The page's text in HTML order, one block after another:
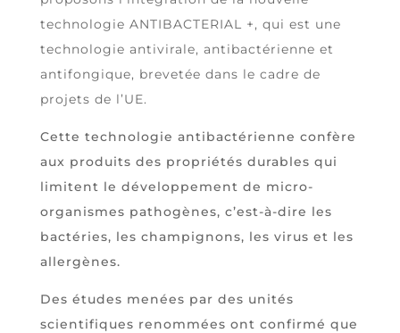
technologie ANTIBACTERIAL +, qui est une
technologie antivirale, antibactérienne et
antifongique, brevetée dans le cadre de
projets de l’UE.
Cette technologie antibactérienne confère
aux produits des propriétés durables qui
limitent le développement de micro-
organismes pathogènes, c’est-à-dire les
bactéries, les champignons, les virus et les
allergènes.
Des études menées par des unités
scientifiques renommées ont confirmé que